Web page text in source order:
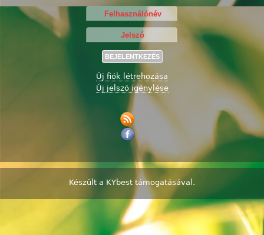
Új fiók létrehozása
Új jelszó igénylése
Készült a KYbest támogatásával.